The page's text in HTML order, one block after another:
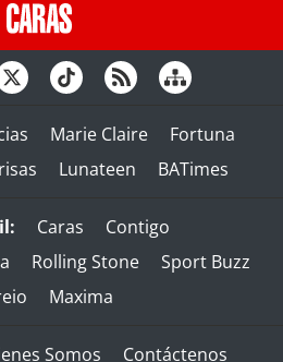
Marie Claire
Fortuna
Lunateen BATimes
Caras
Contigo
Rolling Stone
Sport Buzz
Maxima
Somos Contáctenos